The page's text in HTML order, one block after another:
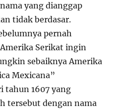
yang dianggap
tidak berdasar.
pernah
Serikat ingin
sebaiknya Amerika
Mexicana”
tahun 1607 yang
tersebut dengan nama